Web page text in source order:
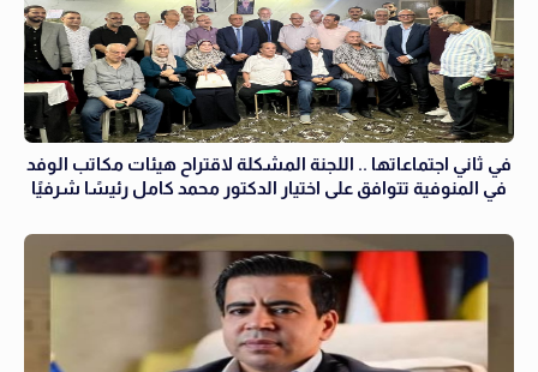
في ثاني اجتماعاتها .. اللجنة المشكلة لاقتراح هيئات مكاتب الوفد
في المنوفية تتوافق على اختيار الدكتور محمد كامل رئيسًا شرفيًا